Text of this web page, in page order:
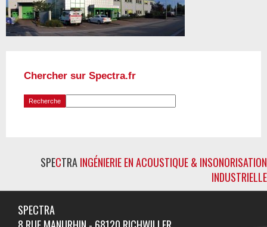
Chercher sur Spectra.fr
SPECTRAINGÉNIERIE EN ACOUSTIQUE & INSONORISATION
INDUSTRIELLE
SPECTRA